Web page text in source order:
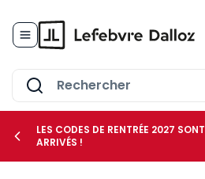
LES CODES DE RENTRÉE 2027 SONT
ARRIVÉS !